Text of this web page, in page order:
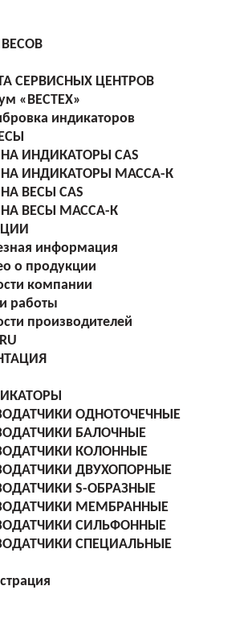
СЕРВИСНЫХ ЦЕНТРОВ
«ВЕСТЕХ»
индикаторов
ИНДИКАТОРЫ CAS
ИНДИКАТОРЫ МАССА-К
ВЕСЫ CAS
ВЕСЫ МАССА-К
информация
о продукции
компании
работы
производителей
ОДНОТОЧЕЧНЫЕ
БАЛОЧНЫЕ
КОЛОННЫЕ
ДВУХОПОРНЫЕ
S-ОБРАЗНЫЕ
МЕМБРАННЫЕ
СИЛЬФОННЫЕ
СПЕЦИАЛЬНЫЕ